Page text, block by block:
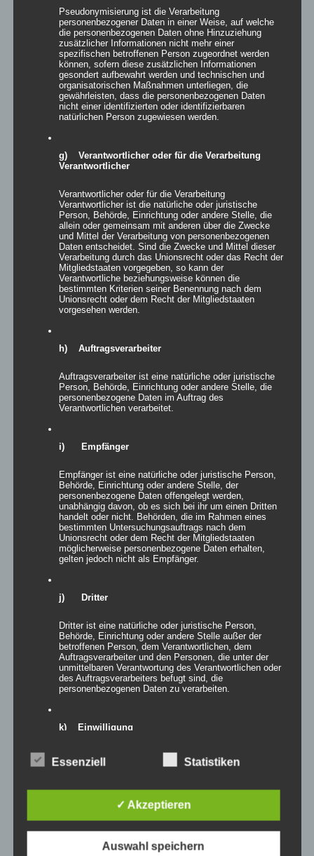
Stehtisch
Details
zur Wunschliste
Bierbankgarnitur CLASSIC
Details
exclude-from-catalog(0)
exclude-from-search (0)
featured
outofstock(0)
rated-2(1)
rated-3(0)
rated-4(1)
rated-5(25)
Produkt-Kategorien
Produkt-Kategorien
Produkt Schlagwörter
Produkt Aufbauzeit
Pseudonymisierung ist die Verarbeitung
personenbezogener Daten in einer Weise, auf welche
die personenbezogenen Daten ohne Hinzuziehung
zusätzlicher Informationen nicht mehr einer
spezifischen betroffenen Person zugeordnet werden
können, sofern diese zusätzlichen Informationen
gesondert aufbewahrt werden und technischen und
organisatorischen Maßnahmen unterliegen, die
gewährleisten, dass die personenbezogenen Daten
nicht einer identifizierten oder identifizierbaren
natürlichen Person zugewiesen werden.
g) Verantwortlicher oder für die Verarbeitung
Verantwortlicher
Verantwortlicher oder für die Verarbeitung
Verantwortlicher ist die natürliche oder juristische
Person, Behörde, Einrichtung oder andere Stelle, die
allein oder gemeinsam mit anderen über die Zwecke
und Mittel der Verarbeitung von personenbezogenen
Daten entscheidet. Sind die Zwecke und Mittel dieser
Verarbeitung durch das Unionsrecht oder das Recht der
Mitgliedstaaten vorgegeben, so kann der
Verantwortliche beziehungsweise können die
bestimmten Kriterien seiner Benennung nach dem
Unionsrecht oder dem Recht der Mitgliedstaaten
vorgesehen werden.
h) Auftragsverarbeiter
Auftragsverarbeiter ist eine natürliche oder juristische
Person, Behörde, Einrichtung oder andere Stelle, die
personenbezogene Daten im Auftrag des
Verantwortlichen verarbeitet.
i) Empfänger
Empfänger ist eine natürliche oder juristische Person,
Behörde, Einrichtung oder andere Stelle, der
personenbezogene Daten offengelegt werden,
unabhängig davon, ob es sich bei ihr um einen Dritten
handelt oder nicht. Behörden, die im Rahmen eines
bestimmten Untersuchungsauftrags nach dem
Unionsrecht oder dem Recht der Mitgliedstaaten
möglicherweise personenbezogene Daten erhalten,
gelten jedoch nicht als Empfänger.
j) Dritter
Dritter ist eine natürliche oder juristische Person,
Behörde, Einrichtung oder andere Stelle außer der
betroffenen Person, dem Verantwortlichen, dem
Auftragsverarbeiter und den Personen, die unter der
unmittelbaren Verantwortung des Verantwortlichen oder
des Auftragsverarbeiters befugt sind, die
personenbezogenen Daten zu verarbeiten.
k) Einwilligung
Einwilligung ist jede von der betroffenen Person
freiwillig für den bestimmten Fall in informierter Weise
betroffene Person zu verstehen gibt, dass sie mit der
Verarbeitung der sie betreffenden personenbezogenen
Daten einverstanden ist.
Essenziell Statistiken
✓ Akzeptieren
Auswahl speichern